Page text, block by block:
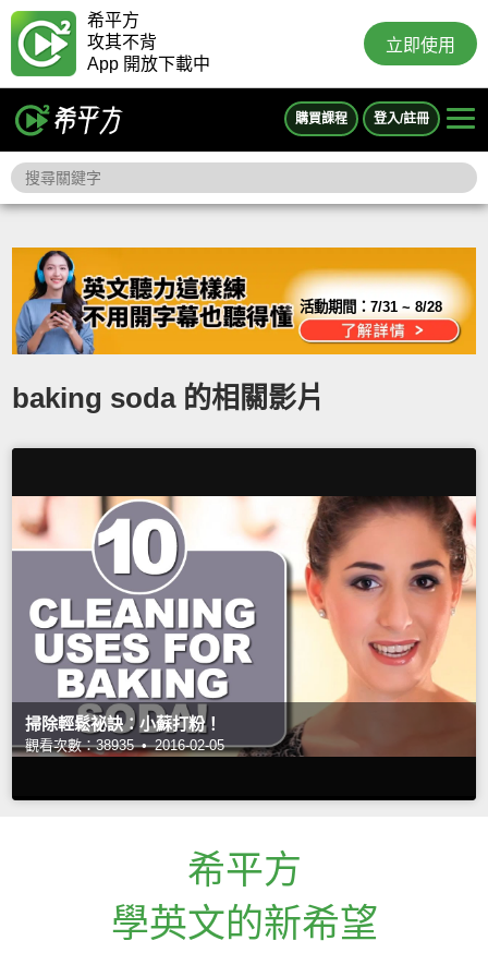
希平方
攻其不背
App 開放下載中
立即使用
購買課程 登入/註冊
活動期間：7/31 ~ 8/28
baking soda 的相關影片
掃除輕鬆祕訣：小蘇打粉！
觀看次數：38935 • 2016-02-05
希平方
學英文的新希望